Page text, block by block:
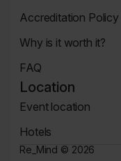
Council
Accreditation Policy
Policy
Why is it worth it?
It's
Worth
Page
FAQ
FAQ
Page
Location
Event location
Page
Hotels
Hotels
Re_Mind © 2026